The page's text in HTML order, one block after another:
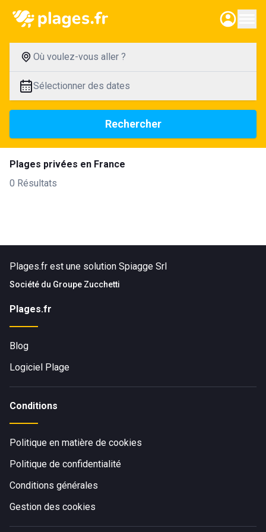
Où voulez-vous aller ?
Sélectionner des dates
Rechercher
Plages privées en France
0 Résultats
Plages.fr est une solution Spiagge Srl
Société du Groupe Zucchetti
Plages.fr
Blog
Logiciel Plage
Conditions
Politique en matière de cookies
Politique de confidentialité
Conditions générales
Gestion des cookies